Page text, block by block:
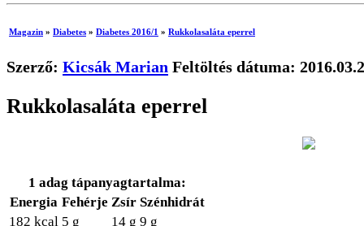
Magazin » Diabetes » Diabetes 2016/1 » Rukkolasaláta eperrel
Szerző: Kicsák Marian Feltöltés dátuma:
Rukkolasaláta eperrel
1 adag tápanyagtartalma:
Energia Fehérje Zsír Szénhidrát
182 kcal 5 g 14 g 9 g